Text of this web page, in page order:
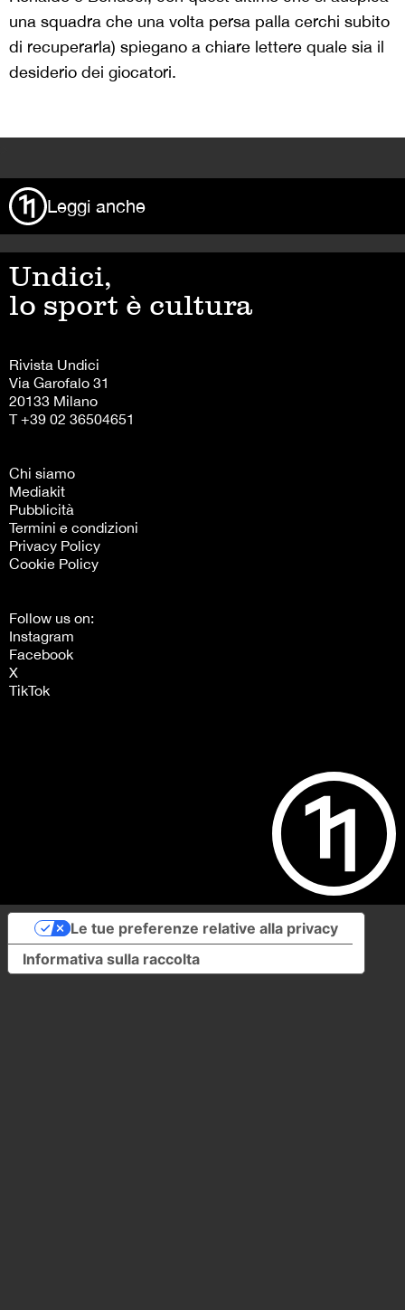
una squadra che una volta persa palla cerchi subito
di recuperarla) spiegano a chiare lettere quale sia il
desiderio dei giocatori.
Leggi anche
Undici,
lo sport è cultura
Rivista Undici
Via Garofalo 31
20133 Milano
T +39 02 36504651
Chi siamo
Mediakit
Pubblicità
Termini e condizioni
Privacy Policy
Cookie Policy
Follow us on:
Instagram
Facebook
X
TikTok
Informativa sulla raccolta
Le tue preferenze relative alla privacy